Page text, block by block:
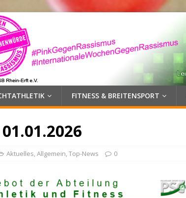
FITNESS & BREITENSPORT
Aktuelles,Allgemein,Top-News 0